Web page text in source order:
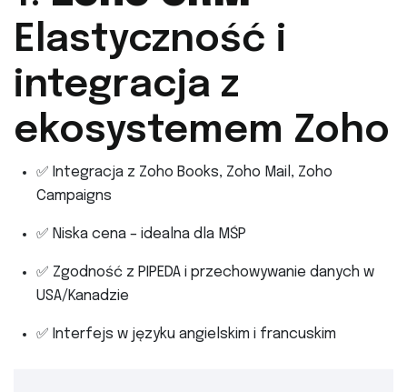
Elastyczność i
integracja z
ekosystemem Zoho
✅ Integracja z Zoho Books, Zoho Mail, Zoho
Campaigns
✅ Niska cena – idealna dla MŚP
✅ Zgodność z PIPEDA i przechowywanie danych w
USA/Kanadzie
✅ Interfejs w języku angielskim i francuskim